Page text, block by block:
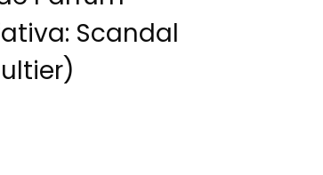
Scandal